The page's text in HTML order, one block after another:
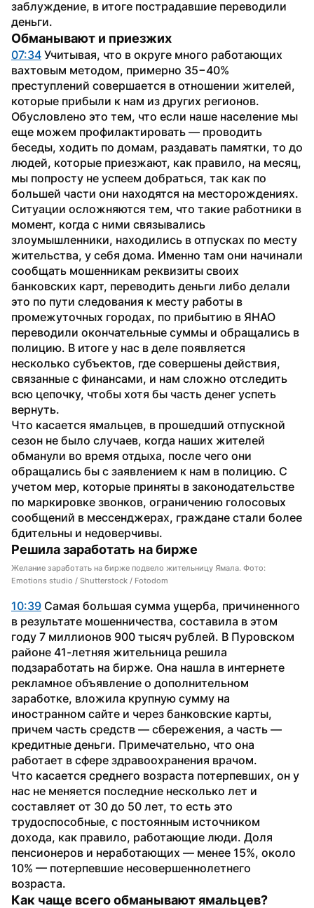
заблуждение, в итоге пострадавшие переводили
деньги.
Обманывают и приезжих
07:34 Учитывая, что в округе много работающих
вахтовым методом, примерно 35−40%
преступлений совершается в отношении жителей,
которые прибыли к нам из других регионов.
Обусловлено это тем, что если наше население мы
еще можем профилактировать — проводить
беседы, ходить по домам, раздавать памятки, то до
людей, которые приезжают, как правило, на месяц,
мы попросту не успеем добраться, так как по
большей части они находятся на месторождениях.
Ситуации осложняются тем, что такие работники в
момент, когда с ними связывались
злоумышленники, находились в отпусках по месту
жительства, у себя дома. Именно там они начинали
сообщать мошенникам реквизиты своих
банковских карт, переводить деньги либо делали
это по пути следования к месту работы в
промежуточных городах, по прибытию в ЯНАО
переводили окончательные суммы и обращались в
полицию. В итоге у нас в деле появляется
несколько субъектов, где совершены действия,
связанные с финансами, и нам сложно отследить
всю цепочку, чтобы хотя бы часть денег успеть
вернуть.
Что касается ямальцев, в прошедший отпускной
сезон не было случаев, когда наших жителей
обманули во время отдыха, после чего они
обращались бы с заявлением к нам в полицию. С
учетом мер, которые приняты в законодательстве
по маркировке звонков, ограничению голосовых
сообщений в мессенджерах, граждане стали более
бдительны и недоверчивы.
Решила заработать на бирже
Желание заработать на бирже подвело жительницу Ямала. Фото:
Emotions studio / Shutterstock / Fotodom
10:39 Самая большая сумма ущерба, причиненного
в результате мошенничества, составила в этом
году 7 миллионов 900 тысяч рублей. В Пуровском
районе 41-летняя жительница решила
подзаработать на бирже. Она нашла в интернете
рекламное объявление о дополнительном
заработке, вложила крупную сумму на
иностранном сайте и через банковские карты,
причем часть средств — сбережения, а часть —
кредитные деньги. Примечательно, что она
работает в сфере здравоохранения врачом.
Что касается среднего возраста потерпевших, он у
нас не меняется последние несколько лет и
составляет от 30 до 50 лет, то есть это
трудоспособные, с постоянным источником
дохода, как правило, работающие люди. Доля
пенсионеров и неработающих — менее 15%, около
10% — потерпевшие несовершеннолетнего
возраста.
Как чаще всего обманывают ямальцев?